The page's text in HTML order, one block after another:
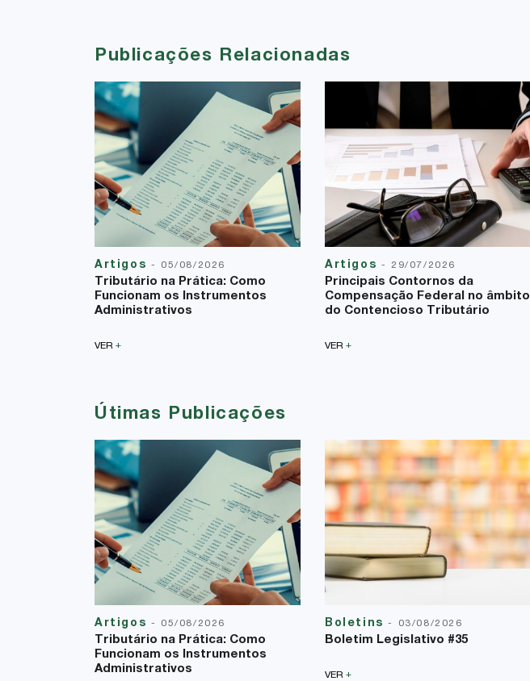
Publicações Relacionadas
Artigos - 05/08/2026
Tributário na Prática: Como
Funcionam os Instrumentos
Administrativos
VER +
Artigos - 29/07/2026
Principais Contornos da
Compensação Federal no âmbito
do Contencioso Tributário
VER +
Útimas Publicações
Artigos - 05/08/2026
Tributário na Prática: Como
Funcionam os Instrumentos
Administrativos
Boletins- 03/08/2026
Boletim Legislativo #35
VER +